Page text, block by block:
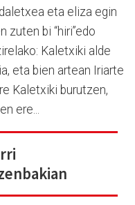
eta eliza egin
zuten bi “hiri”edo
Kaletxiki alde
eta bien artean Iriarte
Kaletxiki burutzen,
ere...